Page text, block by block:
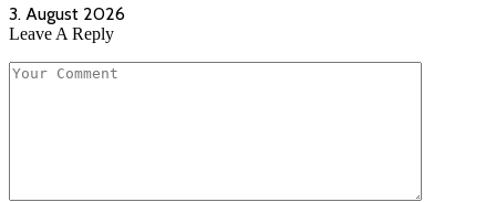
3. August 2026
Leave A Reply